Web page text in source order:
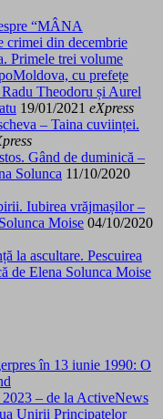
“MÂNA
din decembrie
Primele trei volume
cu prefețe
Theodoru și Aurel
19/01/2021 eXpress
– Taina cuviinței.
Gând de duminică –
Solunca 11/10/2020
Iubirea vrăjmașilor –
Moise 04/10/2020
la ascultare. Pescuirea
de Elena Solunca Moise
în 13 iunie 1990: O
– de la ActiveNews
Unirii Principatelor